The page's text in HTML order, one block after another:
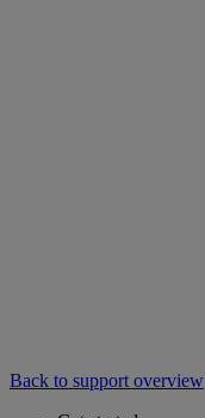
Back to support overview